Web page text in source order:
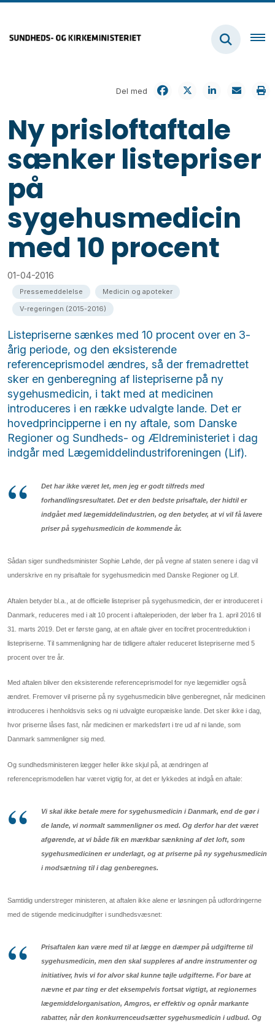
Del med
Ny prisloftaftale
sænker listepriser
på
sygehusmedicin
med 10 procent
01-04-2016
Pressemeddelelse
Medicin og apoteker
V-regeringen (2015-2016)
Listepriserne sænkes med 10 procent over en 3-
årig periode, og den eksisterende
referenceprismodel ændres, så der fremadrettet
sker en genberegning af listepriserne på ny
sygehusmedicin, i takt med at medicinen
introduceres i en række udvalgte lande. Det er
hovedprincipperne i en ny aftale, som Danske
Regioner og Sundheds- og Ældreministeriet i dag
indgår med Lægemiddelindustriforeningen (Lif).
Det har ikke været let, men jeg er godt tilfreds med
forhandlingsresultatet. Det er den bedste prisaftale, der hidtil er
indgået med lægemiddelindustrien, og den betyder, at vi vil få lavere
priser på sygehusmedicin de kommende år.
Sådan siger sundhedsminister Sophie Løhde, der på vegne af staten senere i dag vil
underskrive en ny prisaftale for sygehusmedicin med Danske Regioner og Lif.
Aftalen betyder bl.a., at de officielle listepriser på sygehusmedicin, der er introduceret i
Danmark, reduceres med i alt 10 procent i aftaleperioden, der løber fra 1. april 2016 til
31. marts 2019. Det er første gang, at en aftale giver en tocifret procentreduktion i
listepriserne. Til sammenligning har de tidligere aftaler reduceret listepriserne med 5
procent over tre år.
Med aftalen bliver den eksisterende referenceprismodel for nye lægemidler også
ændret. Fremover vil priserne på ny sygehusmedicin blive genberegnet, når medicinen
introduceres i henholdsvis seks og ni udvalgte europæiske lande. Det sker ikke i dag,
hvor priserne låses fast, når medicinen er markedsført i tre ud af ni lande, som
Danmark sammenligner sig med.
Og sundhedsministeren lægger heller ikke skjul på, at ændringen af
referenceprismodellen har været vigtig for, at det er lykkedes at indgå en aftale:
Vi skal ikke betale mere for sygehusmedicin i Danmark, end de gør i
de lande, vi normalt sammenligner os med. Og derfor har det været
afgørende, at vi både fik en mærkbar sænkning af det loft, som
sygehusmedicinen er underlagt, og at priserne på ny sygehusmedicin
i modsætning til i dag genberegnes.
Samtidig understreger ministeren, at aftalen ikke alene er løsningen på udfordringerne
med de stigende medicinudgifter i sundhedsvæsnet:
Prisaftalen kan være med til at lægge en dæmper på udgifterne til
sygehusmedicin, men den skal suppleres af andre instrumenter og
initiativer, hvis vi for alvor skal kunne tøjle udgifterne. For bare at
nævne et par ting er det eksempelvis fortsat vigtigt, at regionernes
lægemiddelorganisation, Amgros, er effektiv og opnår markante
rabatter, når den konkurrenceudsætter sygehusmedicin i udbud. Og